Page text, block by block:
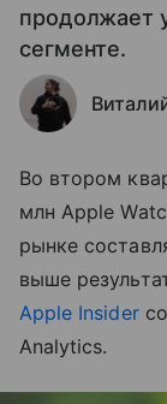
продолжает
сегменте.
Во втором
млн Apple
рынке
выше
Apple Insiderсо
Analytics.